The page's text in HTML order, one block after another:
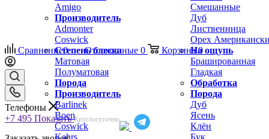
Amigo
Смешанные
Производитель
Admonter
Coswick
Степень блеска
Матовая
Полуматовая
Порода
Дуб
Лиственница
Орех
На ощупь
Брашированная
Гладкая
Обработка
Производитель
Barlinek
Boen
Coswick
Kahrs
Порода
Дуб
Ясень
Клён
Бук
Сравнение0 Отложенные 0 Корзина 0
Телефоны
+7 495 Показать Круглосуточно